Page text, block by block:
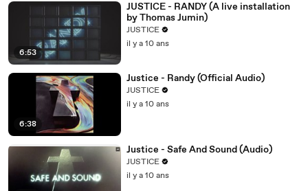
6:53
JUSTICE - RANDY (A live installation
by Thomas Jumin)
JUSTICE
il y a 10 ans
6:38
Justice - Randy (Official Audio)
JUSTICE
il y a 10 ans
Justice - Safe And Sound (Audio)
JUSTICE
il y a 10 ans